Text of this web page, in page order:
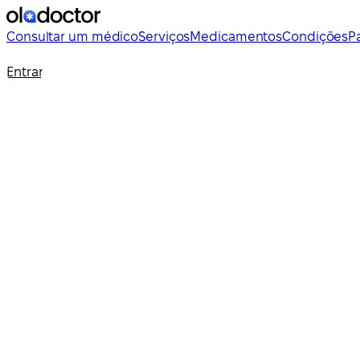
Consultar um médicoServiçosMedicamentosCondições
Entrar